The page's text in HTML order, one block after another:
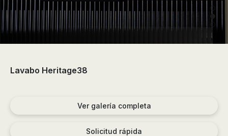
Lavabo Heritage38
Ver galería completa
Solicitud rápida